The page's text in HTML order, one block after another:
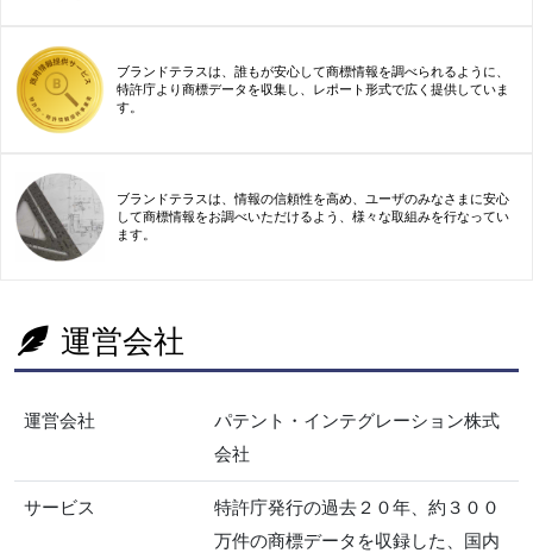
ブランドテラスは、誰もが安心して商標情報を調べられるように、
特許庁より商標データを収集し、レポート形式で広く提供していま
す。
ブランドテラスは、情報の信頼性を高め、ユーザのみなさまに安心
して商標情報をお調べいただけるよう、様々な取組みを行なってい
ます。
運営会社
運営会社
パテント・インテグレーション株式
会社
サービス
特許庁発行の過去２０年、約３００
万件の商標データを収録した、国内